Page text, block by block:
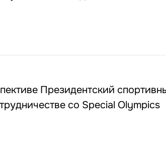
Президентский
со Special Olympics